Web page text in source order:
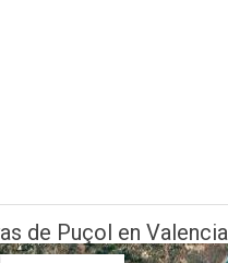
de Puçol en Valencia